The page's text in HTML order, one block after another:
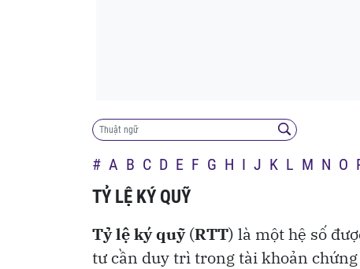
# A B C D E F G H I J K L M N O
TỶ LỆ KÝ QUỸ
Tỷ lệ ký quỹ(RTT) là một hệ số
tư cần duy trì trong tài khoản